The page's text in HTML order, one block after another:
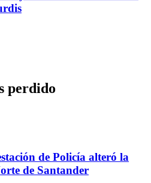
perdido
de Policía alteró la
de Santander